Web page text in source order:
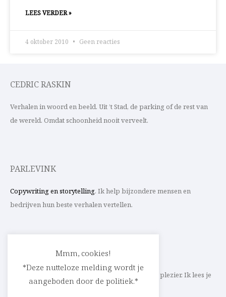
LEES VERDER »
4 oktober 2010 Geen reacties
CEDRIC RASKIN
Verhalen in woord en beeld. Uit ’t Stad, de parking of de rest van
de wereld. Omdat schoonheid nooit verveelt.
PARLEVINK
Copywriting en storytelling. Ik help bijzondere mensen en
bedrijven hun beste verhalen vertellen.
Schrijf ik straks mee aan jouw verhaal? Met veel plezier. Ik lees je
heel graag op
cedric@parlevink.be
Mmm, cookies!
*Deze nutteloze melding wordt je
aangeboden door de politiek.*